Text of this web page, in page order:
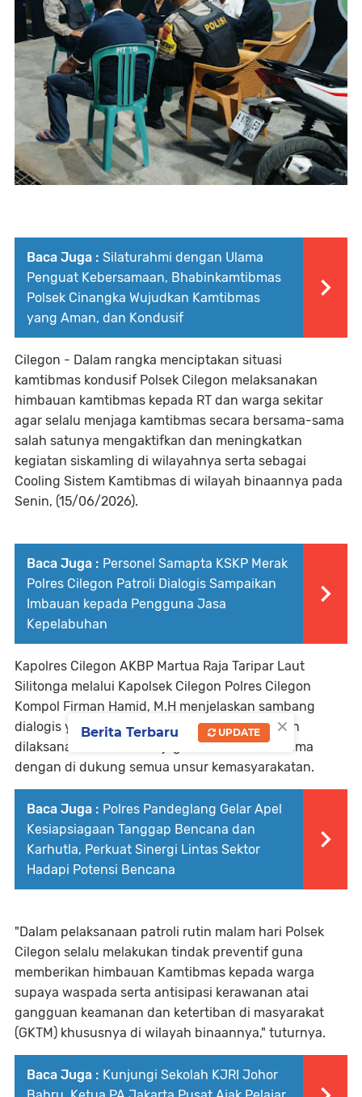
Baca Juga : Silaturahmi dengan Ulama
Penguat Kebersamaan, Bhabinkamtibmas
Polsek Cinangka Wujudkan Kamtibmas
yang Aman, dan Kondusif
Cilegon - Dalam rangka menciptakan situasi
kamtibmas kondusif Polsek Cilegon melaksanakan
himbauan kamtibmas kepada RT dan warga sekitar
agar selalu menjaga kamtibmas secara bersama-sama
salah satunya mengaktifkan dan meningkatkan
kegiatan siskamling di wilayahnya serta sebagai
Cooling Sistem Kamtibmas di wilayah binaannya pada
Senin, (15/06/2026).
Baca Juga : Personel Samapta KSKP Merak
Polres Cilegon Patroli Dialogis Sampaikan
Imbauan kepada Pengguna Jasa
Kepelabuhan
Kapolres Cilegon AKBP Martua Raja Taripar Laut
Silitonga melalui Kapolsek Cilegon Polres Cilegon
Kompol Firman Hamid, M.H menjelaskan sambang
dialogis yang dilakukan Personil Polsek Cilegon
dilaksanakan untuk menjaga kamtibmas bersama
dengan di dukung semua unsur kemasyarakatan.
Baca Juga : Polres Pandeglang Gelar Apel
Kesiapsiagaan Tanggap Bencana dan
Karhutla, Perkuat Sinergi Lintas Sektor
Hadapi Potensi Bencana
"Dalam pelaksanaan patroli rutin malam hari Polsek
Cilegon selalu melakukan tindak preventif guna
memberikan himbauan Kamtibmas kepada warga
supaya waspada serta antisipasi kerawanan atai
gangguan keamanan dan ketertiban di masyarakat
(GKTM) khususnya di wilayah binaannya," tuturnya.
Baca Juga : Kunjungi Sekolah KJRI Johor
×
Berita Terbaru UPDATE